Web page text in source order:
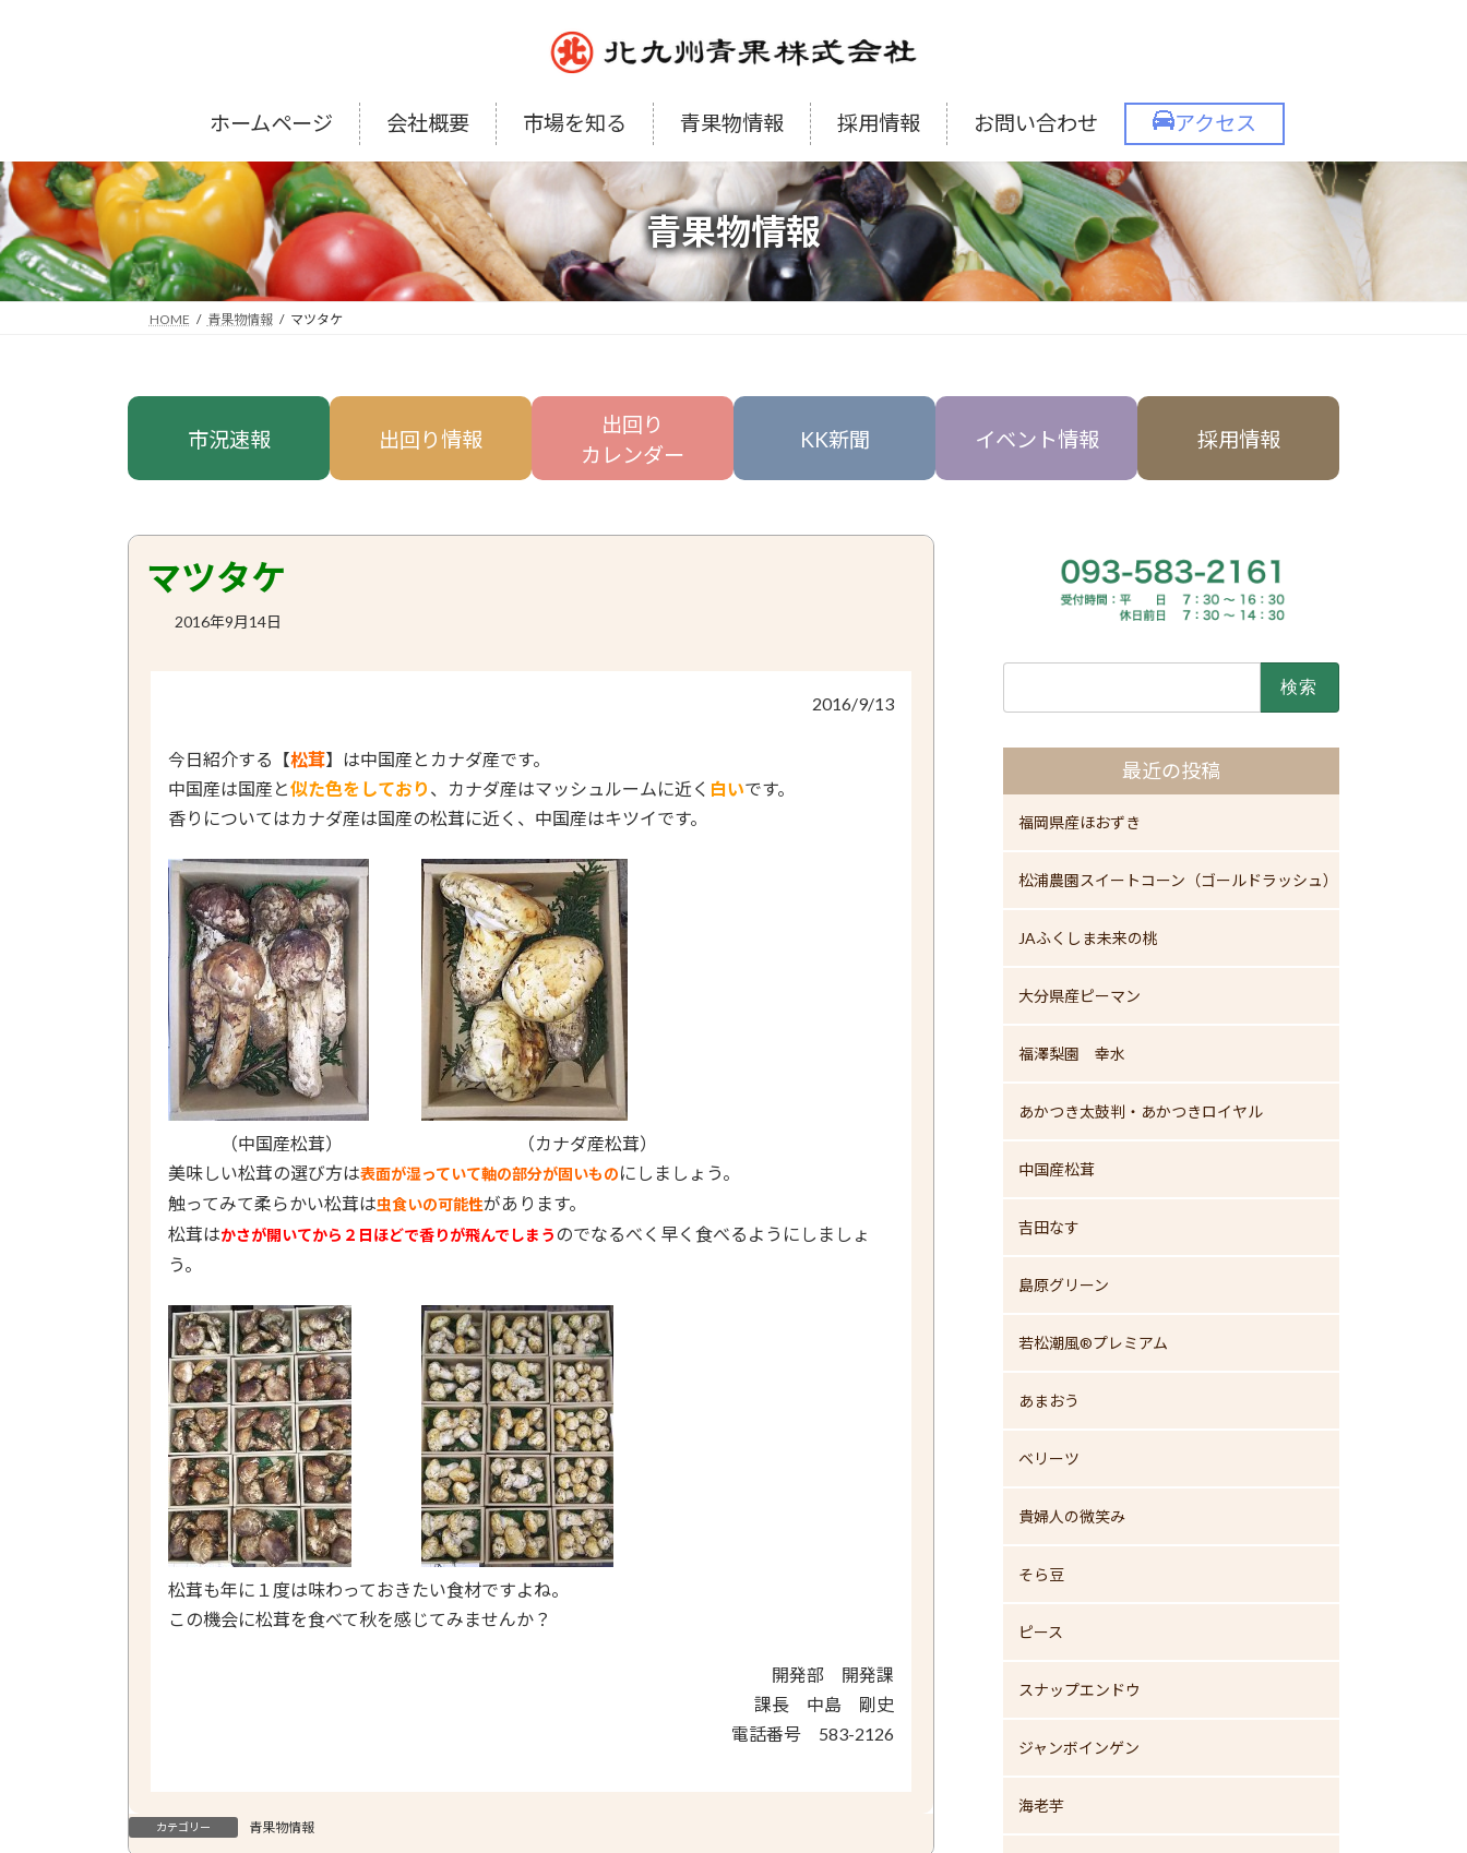
ス
キ
ッ
プ
ン
に
移
動
ホームページ 会社概要 市場を知る 青果物情報 採用情報 お問い合わせ アクセス
青果物情報
HOME 青果物情報 マツタケ
市況速報 出回り情報
出回り
カレンダー
KK新聞 イベント情報 採用情報
マツタケ
2016年9月14日
2016/9/13
今日紹介する 【松茸】 は中国産とカナダ産です。
中国産は国産と似た色をしており 、カナダ産はマッシュルームに近く 白いです。
香りについてはカナダ産は国産の松茸に近く、中国産はキツイです。
（中国産松茸） （カナダ産松茸）
美味しい松茸の選び方は表面が湿っていて軸の部分が固いものにしましょう。
触ってみて柔らかい松茸は虫食いの可能性があります。
松茸はかさが開いてから２日ほどで香りが飛んでしまうのでなるべく早く食べるようにしましょ
う。
松茸も年に１度は味わっておきたい食材ですよね。
この機会に松茸を食べて秋を感じてみませんか？
開発部 開発課
課長 中島 剛史
電話番号 583-2126
カテゴリー 青果物情報
最近の投稿
福岡県産ほおずき
松浦農園スイートコーン（ゴールドラッシュ）
JAふくしま未来の桃
大分県産ピーマン
福澤梨園 幸水
あかつき太鼓判・あかつきロイヤル
中国産松茸
吉田なす
島原グリーン
若松潮風®プレミアム
あまおう
ベリーツ
貴婦人の微笑み
そら豆
ピース
スナップエンドウ
ジャンボインゲン
海老芋